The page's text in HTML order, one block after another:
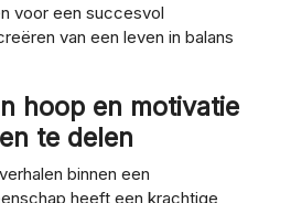
voor een succesvol
van een leven in balans
hoop en motivatie
te delen
binnen een
heeft een krachtige